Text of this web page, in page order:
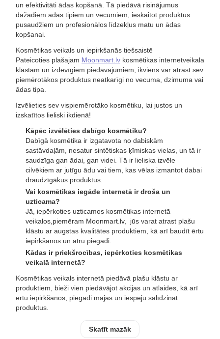
un efektivitāti ādas kopšanā. Tā piedāvā risinājumus
dažādiem ādas tipiem un vecumiem, ieskaitot produktus
pusaudžiem un profesionālos līdzekļus matu un ādas
kopšanai.
Kosmētikas veikals un iepirkšanās tiešsaistē
Pateicoties plašajam Moonmart.lv kosmētikas internetveikala
klāstam un izdevīgiem piedāvājumiem, ikviens var atrast sev
piemērotākos produktus neatkarīgi no vecuma, dzimuma vai
ādas tipa.
Izvēlieties sev vispiemērotāko kosmētiku, lai justos un
izskatītos lieliski ikdienā!
Kāpēc izvēlēties dabīgo kosmētiku?
Dabīgā kosmētika ir izgatavota no dabiskām
sastāvdaļām, nesatur sintētiskas ķīmiskas vielas, un tā ir
saudzīga gan ādai, gan videi. Tā ir lieliska izvēle
cilvēkiem ar jutīgu ādu vai tiem, kas vēlas izmantot dabai
draudzīgākus produktus.
Vai kosmētikas iegāde internetā ir droša un
uzticama?
Jā, iepērkoties uzticamos kosmētikas internetā
veikalos,piemēram Moonmart.lv, jūs varat atrast plašu
klāstu ar augstas kvalitātes produktiem, kā arī baudīt ērtu
iepirkšanos un ātru piegādi.
Kādas ir priekšrocības, iepērkoties kosmētikas
veikalā internetā?
Kosmētikas veikals internetā piedāvā plašu klāstu ar
produktiem, bieži vien piedāvājot akcijas un atlaides, kā arī
ērtu iepirkšanos, piegādi mājās un iespēju salīdzināt
produktus.
Skatīt mazāk